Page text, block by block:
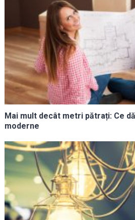
Mai mult decât metri pătrați: Ce
moderne